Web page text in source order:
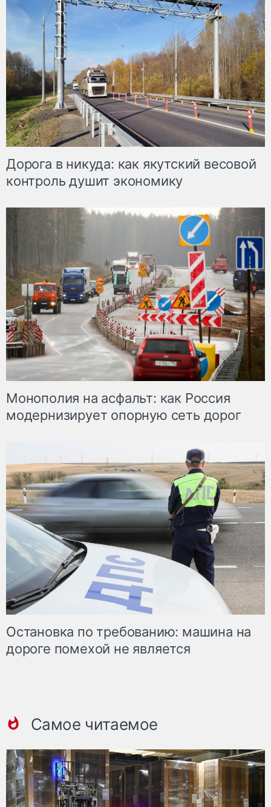
Дорога в никуда: как якутский весовой
контроль душит экономику
Монополия на асфальт: как Россия
модернизирует опорную сеть дорог
Остановка по требованию: машина на
дороге помехой не является
Самое читаемое